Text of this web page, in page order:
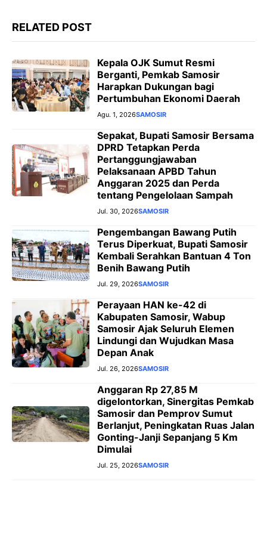
RELATED POST
Kepala OJK Sumut Resmi
Berganti, Pemkab Samosir
Harapkan Dukungan bagi
Pertumbuhan Ekonomi Daerah
Agu. 1, 2026SAMOSIR
Sepakat, Bupati Samosir Bersama
DPRD Tetapkan Perda
Pertanggungjawaban
Pelaksanaan APBD Tahun
Anggaran 2025 dan Perda
tentang Pengelolaan Sampah
Jul. 30, 2026SAMOSIR
Pengembangan Bawang Putih
Terus Diperkuat, Bupati Samosir
Kembali Serahkan Bantuan 4 Ton
Benih Bawang Putih
Jul. 29, 2026SAMOSIR
Perayaan HAN ke-42 di
Kabupaten Samosir, Wabup
Samosir Ajak Seluruh Elemen
Lindungi dan Wujudkan Masa
Depan Anak
Jul. 26, 2026SAMOSIR
Anggaran Rp 27,85 M
digelontorkan, Sinergitas Pemkab
Samosir dan Pemprov Sumut
Berlanjut, Peningkatan Ruas Jalan
Gonting-Janji Sepanjang 5 Km
Dimulai
Jul. 25, 2026SAMOSIR